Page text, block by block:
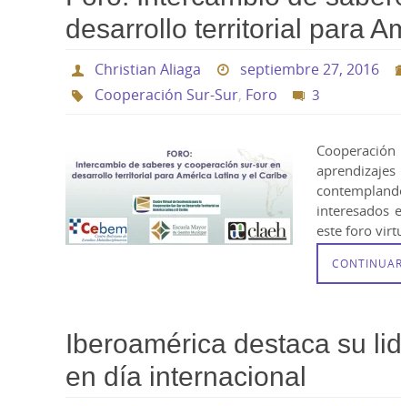
desarrollo territorial para
Christian Aliaga septiembre 27, 2016
Cooperación Sur-Sur, Foro 3
interesados
este foro
Iberoamérica destaca su
en día internacional